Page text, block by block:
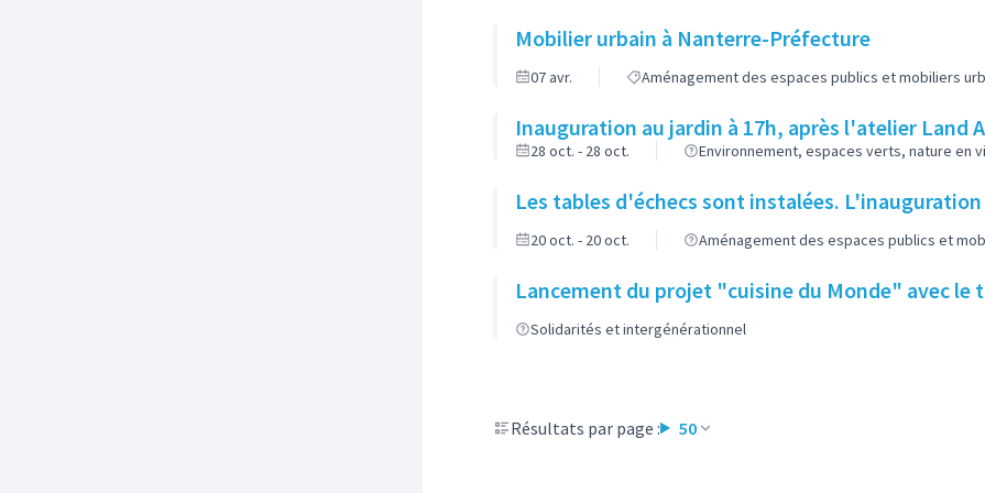
Mobilier urbain à Nanterre-Préfecture
07 avr. Aménagement des espaces publics et mobiliers
Inauguration au jardin à 17h, après l'atelier Land
28 oct. - 28 oct. Environnement, espaces verts, nature en
Les tables d'échecs sont instalées.
20 oct. - 20 oct. Aménagement des espaces publics et
Lancement du projet "cuisine du Monde" avec le
Solidarités et intergénérationnel
Résultats par page : 50